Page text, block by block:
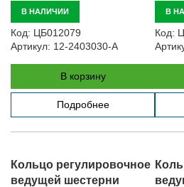
В НАЛИЧИИ
Код: ЦБ012079
Артикул: 12-2403030-А
В корзину
Подробнее
В
Код:
Кольцо регулировочное
ведущей шестерни